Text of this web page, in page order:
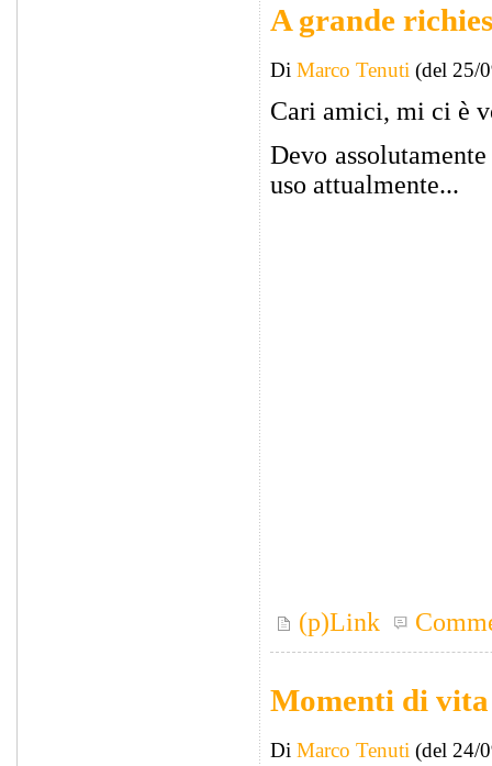
A grande
Di Marco Tenuti (del 25/
Cari amici, mi ci è
Devo
uso attualmente...
(p)Link
Momenti di vita
Di Marco Tenuti (del 24/